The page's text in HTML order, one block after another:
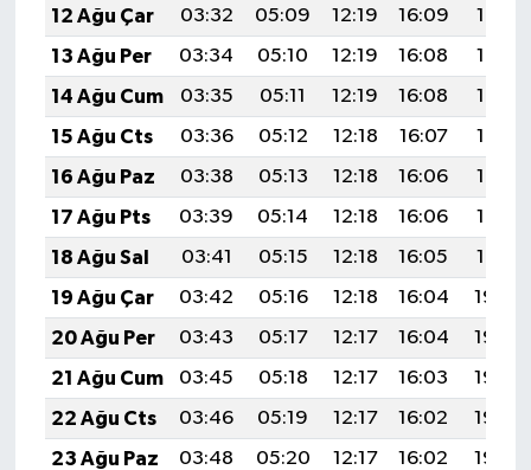
12 Ağu Çar
03:32 05:09 12:19 16:09
19:19
13 Ağu Per
03:34 05:10 12:19 16:08
19:17
14 Ağu Cum
03:35 05:11 12:19 16:08
19:16
15 Ağu Cts
03:36 05:12 12:18 16:07
19:15
16 Ağu Paz
03:38 05:13 12:18 16:06
19:13
17 Ağu Pts
03:39 05:14 12:18 16:06
19:12
18 Ağu Sal
03:41 05:15 12:18 16:05
19:10
19 Ağu Çar
03:42 05:16 12:18 16:04
19:09
20 Ağu Per
03:43 05:17 12:17 16:04
19:08
21 Ağu Cum
03:45 05:18 12:17 16:03
19:06
22 Ağu Cts
03:46 05:19 12:17 16:02
19:05
23 Ağu Paz
03:48 05:20 12:17 16:02
19:03